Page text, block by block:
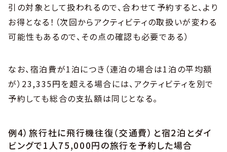
引の対象として扱われるので、合わせて予約すると、より
お得となる！（次回からアクティビティの取扱いが変わる
可能性もあるので、その点の確認も必要である）
なお、宿泊費が1泊につき（連泊の場合は1泊の平均額
が）23,335円を超える場合には、アクティビティを別で
予約しても総合の支払額は同じとなる。
例4）旅行社に飛行機往復（交通費）と宿2泊とダイ
ビングで1人75,000円の旅行を予約した場合